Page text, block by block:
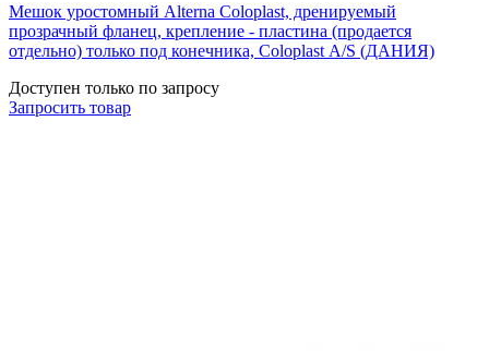
Мешок уростомный Alterna Coloplast, дренируемый
прозрачный фланец, крепление - пластина (продается
отдельно) только под конечника, Coloplast А/S (ДАНИЯ)
Доступен только по запросу
Запросить товар